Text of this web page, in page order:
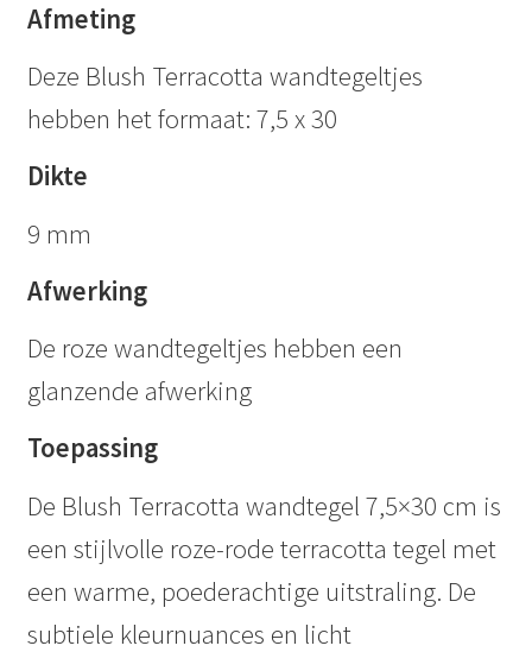
Afmeting
Deze Blush Terracotta wandtegeltjes
hebben het formaat: 7,5 x 30
Dikte
9 mm
Afwerking
De roze wandtegeltjes hebben een
glanzende afwerking
Toepassing
De Blush Terracotta wandtegel 7,5×30 cm is
een stijlvolle roze-rode terracotta tegel met
een warme, poederachtige uitstraling. De
subtiele kleurnuances en licht